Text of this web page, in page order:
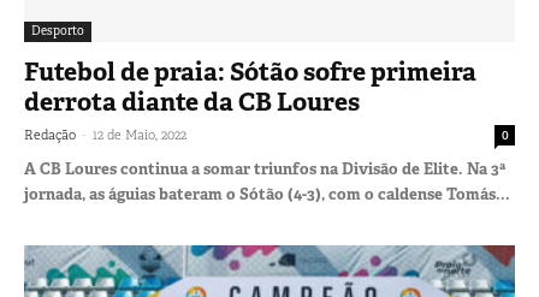
Desporto
Futebol de praia: Sótão sofre primeira
derrota diante da CB Loures
Redação - 12 de Maio, 2022 0
A CB Loures continua a somar triunfos na Divisão de Elite. Na 3ª
jornada, as águias bateram o Sótão (4-3), com o caldense Tomás...